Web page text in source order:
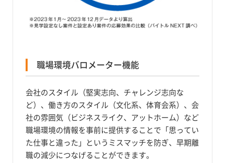
職場環境バロメーター機能
会社のスタイル（堅実志向、チャレンジ志向な
ど）、働き方のスタイル（文化系、体育会系）、会
社の雰囲気（ビジネスライク、アットホーム）など
職場環境の情報を事前に提供することで「思ってい
た仕事と違った」というミスマッチを防ぎ、早期離
職の減少につなげることができます。